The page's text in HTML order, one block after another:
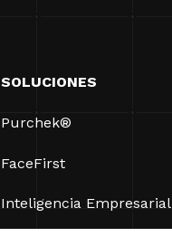
SOLUCIONES
Purchek®
FaceFirst
Inteligencia Empresarial